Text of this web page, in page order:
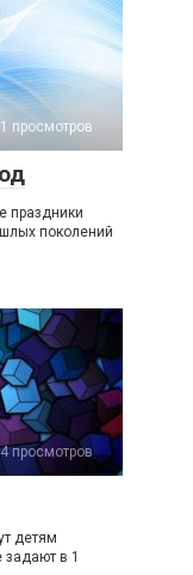
просмотров
праздники
поколений
просмотров
детям
в 1